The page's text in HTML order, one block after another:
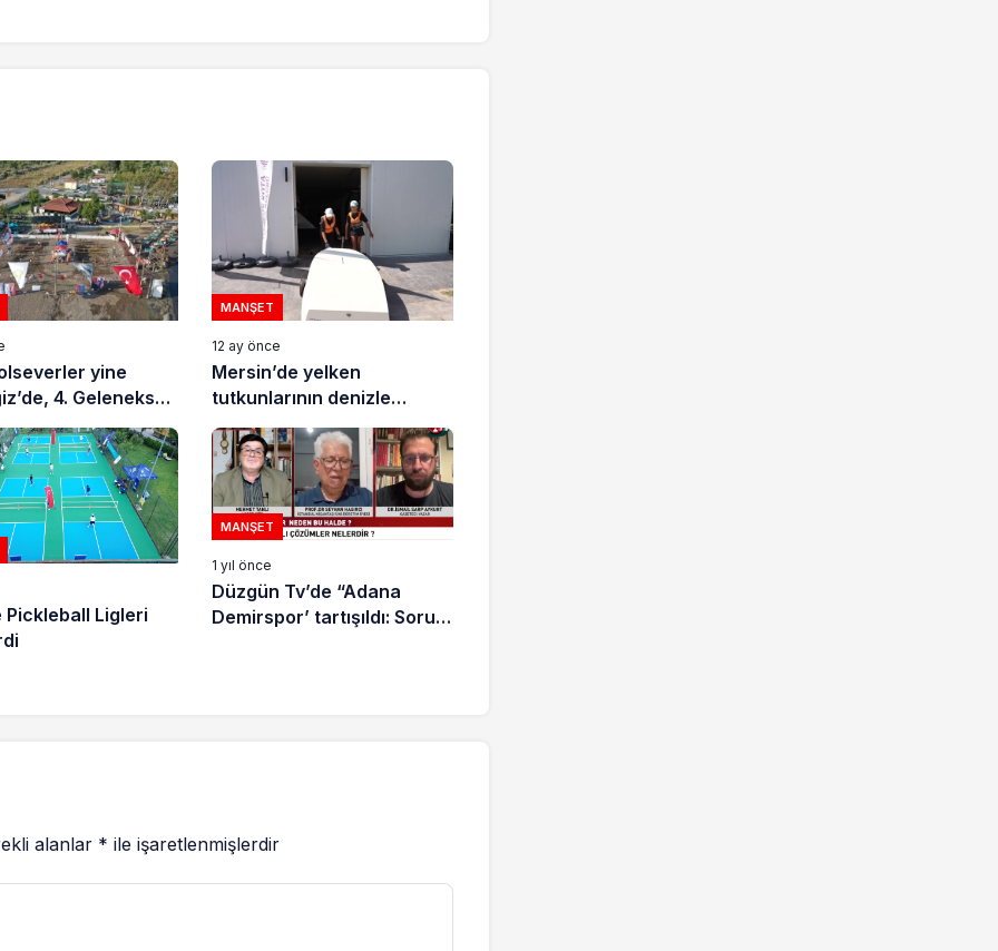
yine
için buluşuyor
MANŞET
12 ay önce
Mersin’de yelken
tutkunlarının denizle
buluştuğu nokta: Babil Su
Sporları Merkezi
Pickleball Ligleri
MANŞET
1 yıl önce
Düzgün Tv’de “Adana
Demirspor’ tartışıldı: Sorun
alanlar * ile işaretlenmişlerdir